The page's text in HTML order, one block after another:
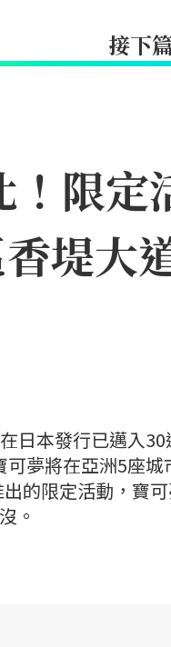
接下
限定
堤大
日本發行已邁入
夢將在亞洲5座
的限定活動，寶
。